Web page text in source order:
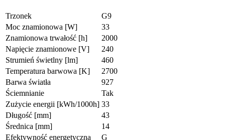
Trzonek
G9
Moc znamionowa [W]
33
Znamionowa trwałość [h]
2000
Napięcie znamionowe [V]
240
Strumień świetlny [lm]
460
Temperatura barwowa [K]
2700
Barwa światła
927
Ściemnianie
Tak
Zużycie energii [kWh/1000h] 33
Długość [mm]
43
Średnica [mm]
14
Efektywność energetyczna
G